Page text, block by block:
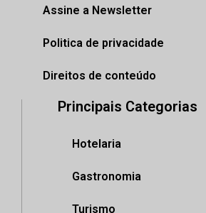
Assine a Newsletter
Politica de privacidade
Direitos de conteúdo
Principais Categorias
Hotelaria
Gastronomia
Turismo